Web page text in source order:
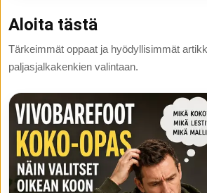
Aloita tästä
Tärkeimmät oppaat ja hyödyllisimmät
paljasjalkakenkien valintaan.